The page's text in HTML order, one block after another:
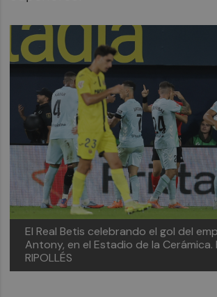
El Real Betis celebrando el gol del
Antony, en el Estadio de la Cerámica.
RIPOLLÉS